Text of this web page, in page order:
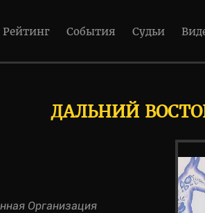
Рейтинг События Судьи
ДАЛЬНИЙ
Организация